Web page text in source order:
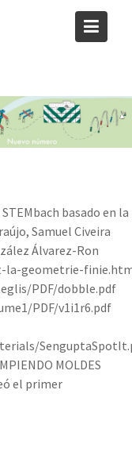
basado en la
Samuel Civeira
Álvarez-Ron
la-geometrie-
PDF/dobble.pdf
PDF/v1i1r6.pdf
MOLDES
el primer